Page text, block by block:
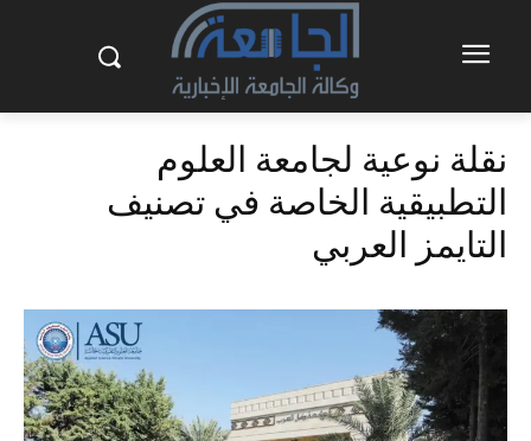
نقلة نوعية لجامعة العلوم
التطبيقية الخاصة في تصنيف
التايمز العربي